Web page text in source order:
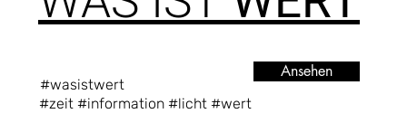
#wasistwert
Ansehen
#zeit #information #licht #wert